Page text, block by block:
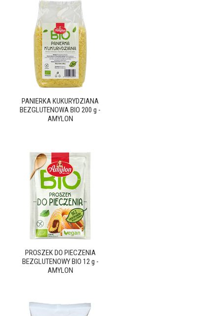
PANIERKA KUKURYDZIANA
BEZGLUTENOWA BIO 200 g -
AMYLON
PROSZEK DO PIECZENIA
BEZGLUTENOWY BIO 12 g -
AMYLON